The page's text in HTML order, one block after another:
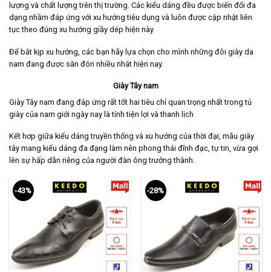
lượng và chất lượng trên thị trường. Các kiểu dáng đều được biến đổi đa
dạng nhầm đáp ứng với xu hướng tiêu dụng và luôn được cập nhật liên
tục theo đúng xu hướng giầy dép hiện này
Để bắt kịp xu hướng, các bạn hãy lựa chọn cho mình những đôi giày da
nam đang được săn đón nhiều nhát hiện nay.
Giày Tây nam
Giày Tây nam đang đáp ứng rất tốt hai tiêu chí quan trọng nhất trong tủ
giày của nam giới ngày nay là tính tiện lợi và thanh lịch
Kết hơp giữa kiểu dáng truyền thống và xu hướng của thời đại, mẫu giày
tây mang kiểu dáng đa đạng làm nên phong thái đĩnh đạc, tự tin, vừa gợi
lên sự hấp dẫn riêng của người đàn ông trưởng thành.
-43% -28%